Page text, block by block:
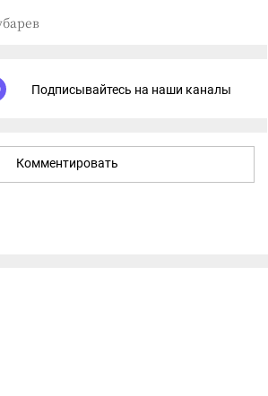
Подписывайтесь на наши каналы
Комментировать